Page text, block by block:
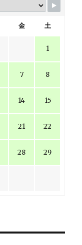
金 土
1
7 8
14 15
21 22
28 29